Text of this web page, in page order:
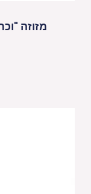
מזוזה